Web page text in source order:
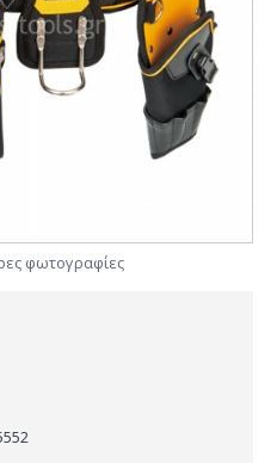
φωτογραφίες